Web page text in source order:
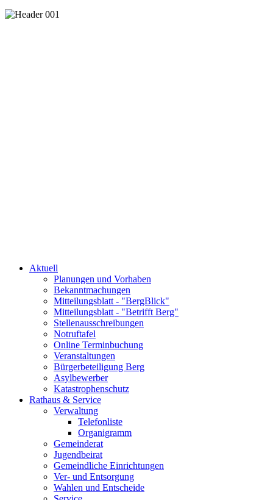
Aktuell
Planungen und Vorhaben
Bekanntmachungen
Mitteilungsblatt - "BergBlick"
Mitteilungsblatt - "Betrifft Berg"
Stellenausschreibungen
Notruftafel
Online Terminbuchung
Veranstaltungen
Bürgerbeteiligung Berg
Asylbewerber
Katastrophenschutz
Rathaus & Service
Verwaltung
Telefonliste
Organigramm
Gemeinderat
Jugendbeirat
Gemeindliche Einrichtungen
Ver- und Entsorgung
Wahlen und Entscheide